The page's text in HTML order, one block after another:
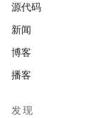
源代码
新闻
博客
播客
发现